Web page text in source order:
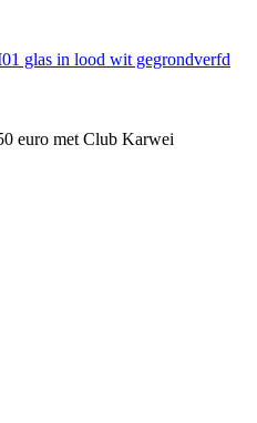
glas in lood wit gegrondverfd
euro met Club Karwei